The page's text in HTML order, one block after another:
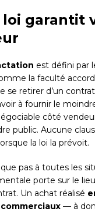
loi garantit
est défini par
la faculté
se retirer d’un
à fournir le
côté
public. Aucune
la loi la prévoit.
pas à toutes les
porte sur le
Un achat réalisé
— à